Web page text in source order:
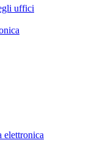
uffici
elettronica